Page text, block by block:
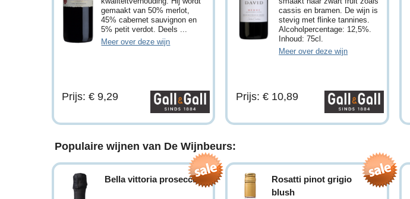
gemaakt van 50% merlot,
45% cabernet sauvignon en
5% petit verdot. Deels ...
Meer over deze wijn
Prijs: € 9,29
cassis en bramen. De wijn is
stevig met flinke tannines.
Alcoholpercentage: 12,5%.
Inhoud: 75cl.
Meer over deze wijn
Prijs: € 10,89
Populaire wijnen van De Wijnbeurs:
Bella vittoria prosecco
Rosatti pinot grigio
blush